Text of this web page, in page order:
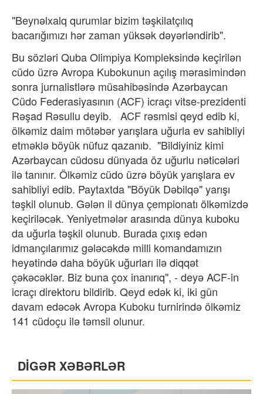
"Beynəlxalq qurumlar bizim təşkilatçılıq
bacarığımızı hər zaman yüksək dəyərləndirib".
Bu sözləri Quba Olimpiya Kompleksində keçirilən
cüdo üzrə Avropa Kubokunun açılış mərasimindən
sonra jurnalistlərə müsahibəsində Azərbaycan
Cüdo Federasiyasının (ACF) icraçı vitse-prezidenti
Rəşad Rəsullu deyib. ACF rəsmisi qeyd edib ki,
ölkəmiz daim mötəbər yarışlara uğurla ev sahibliyi
etməklə böyük nüfuz qazanıb. "Bildiyiniz kimi
Azərbaycan cüdosu dünyada öz uğurlu nəticələri
ilə tanınır. Ölkəmiz cüdo üzrə böyük yarışlara ev
sahibliyi edib. Paytaxtda "Böyük Dəbilqə" yarışı
təşkil olunub. Gələn il dünya çempionatı ölkəmizdə
keçiriləcək. Yeniyetmələr arasında dünya kuboku
da uğurla təşkil olunub. Burada çıxış edən
idmançılarımız gələcəkdə milli komandamızın
heyətində daha böyük uğurları ilə diqqət
çəkəcəklər. Biz buna çox inanırıq", - deyə ACF-in
icraçı direktoru bildirib. Qeyd edək ki, iki gün
davam edəcək Avropa Kuboku turnirində ölkəmiz
141 cüdoçu ilə təmsil olunur.
DİGƏR XƏBƏRLƏR